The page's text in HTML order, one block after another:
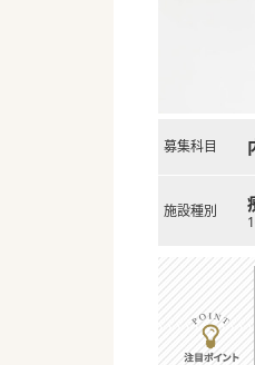
募集科目
施設種別